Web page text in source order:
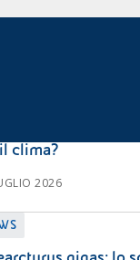
Overshoot Day
El Niño in
clima?
2026